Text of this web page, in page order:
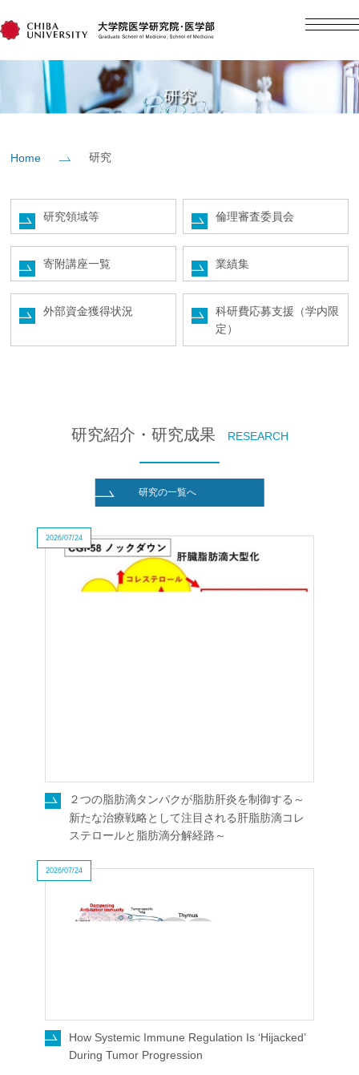
日本語
研究
研究
Home 研究
研究領域等 倫理審査委員会
寄附講座一覧 業績集
外部資金獲得状況
科研費応募支援（学内限
定）
研究紹介・研究成果 RESEARCH
研究の一覧へ
2026/07/24
２つの脂肪滴タンパクが脂肪肝炎を制御する～
新たな治療戦略として注目される肝脂肪滴コレ
ステロールと脂肪滴分解経路～
2026/07/24
How Systemic Immune Regulation Is ‘Hijacked’
During Tumor Progression